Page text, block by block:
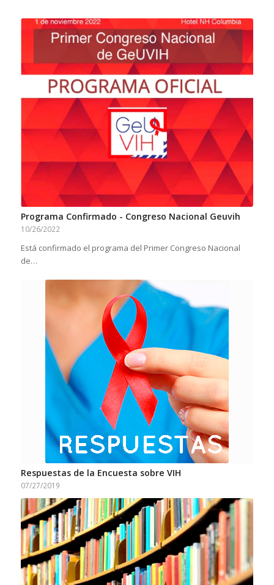
Programa Confirmado - Congreso Nacional Geuvih
10/26/2022
Está confirmado el programa del Primer Congreso Nacional
de…
Respuestas de la Encuesta sobre VIH
07/27/2019